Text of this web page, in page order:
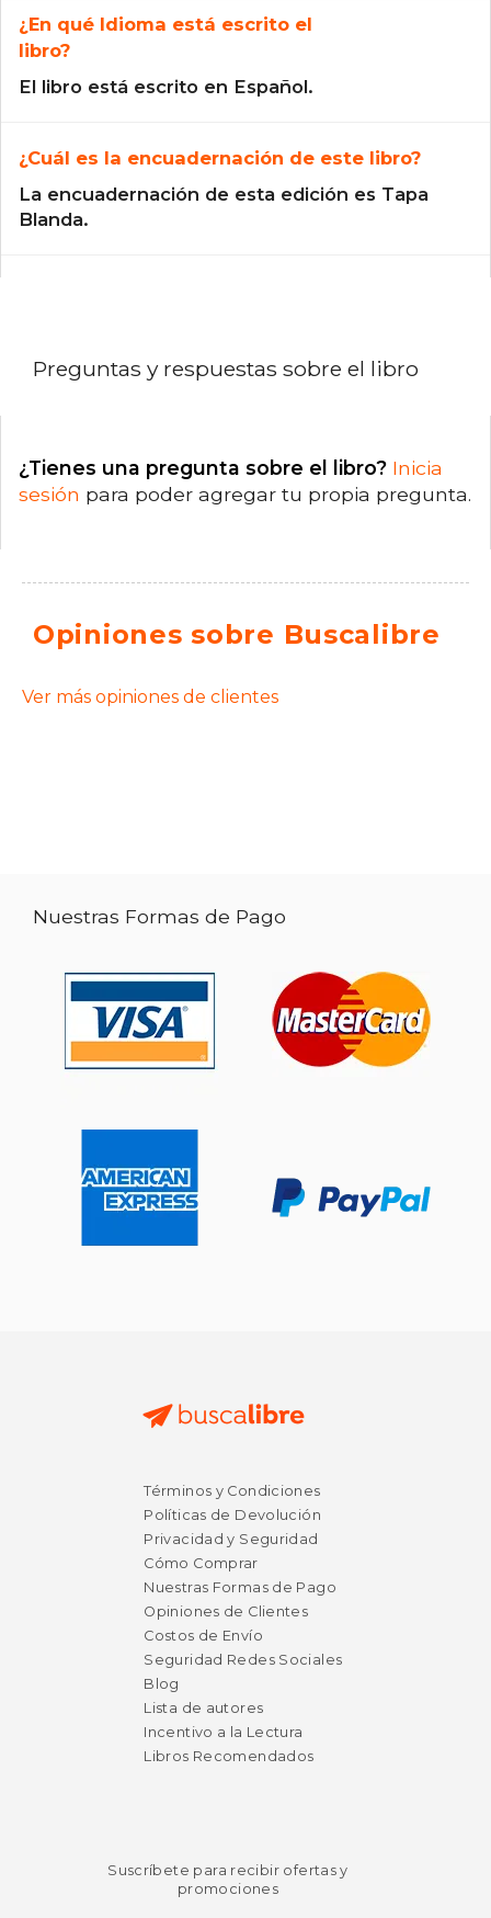
¿En qué Idioma está escrito el
libro?
El libro está escrito en Español.
¿Cuál es la encuadernación de este libro?
La encuadernación de esta edición es Tapa
Blanda.
Preguntas y respuestas sobre el libro
¿Tienes una pregunta sobre el libro? Inicia
sesión para poder agregar tu propia pregunta.
Opiniones sobre Buscalibre
Ver más opiniones de clientes
Nuestras Formas de Pago
Términos y Condiciones
Políticas de Devolución
Privacidad y Seguridad
Cómo Comprar
Nuestras Formas de Pago
Opiniones de Clientes
Costos de Envío
Seguridad Redes Sociales
Blog
Lista de autores
Incentivo a la Lectura
Libros Recomendados
Suscríbete para recibir ofertas y
promociones